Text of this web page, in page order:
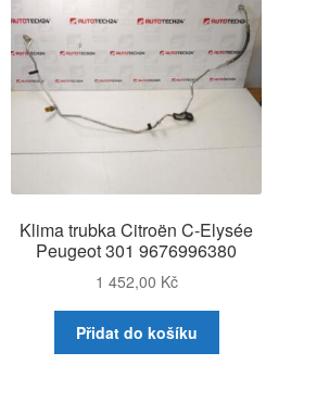
Klima trubka Citroën C-Elysée
Peugeot 301 9676996380
1 452,00 Kč
Přidat do košíku